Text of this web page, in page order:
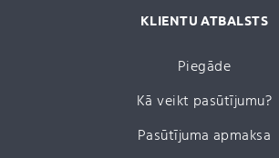
KLIENTU ATBALSTS
Piegāde
Kā veikt pasūtījumu?
Pasūtījuma apmaksa